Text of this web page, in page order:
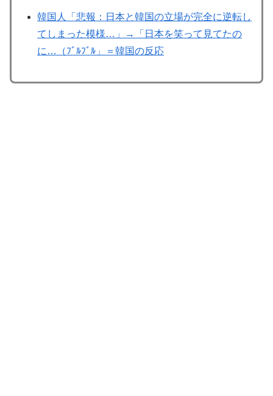
韓国人「悲報：日本と韓国の立場が完全に逆転し
てしまった模様…」→「日本を笑って見てたの
に…（ﾌﾞﾙﾌﾞﾙ」＝韓国の反応